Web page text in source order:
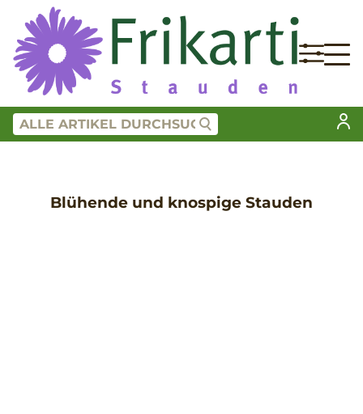
Blühende und knospige Stauden